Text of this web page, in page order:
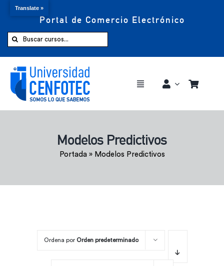
Portal de Comercio Electrónico
Buscar:
Toggle
Comprar ahora
Modelos Predictivos
Portada» Modelos Predictivos
Ordena por Orden predeterminado
Translate »